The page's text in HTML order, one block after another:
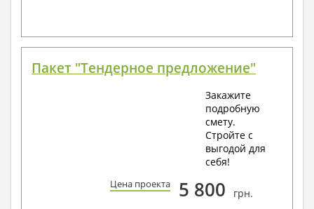
Пакет "Тендерное предложение"
Закажите
подробную
смету.
Стройте с
выгодой для
себя!
Цена проекта 5 800 грн.